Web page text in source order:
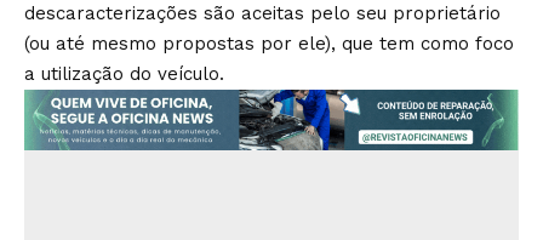
descaracterizações são aceitas pelo seu proprietário
(ou até mesmo propostas por ele), que tem como foco
a utilização do veículo.